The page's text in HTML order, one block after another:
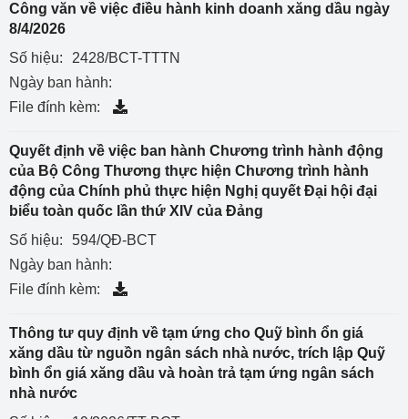
Công văn về việc điều hành kinh doanh xăng dầu ngày
8/4/2026
Số hiệu:
2428/BCT-TTTN
Ngày ban hành:
File đính kèm:
Quyết định về việc ban hành Chương trình hành động
của Bộ Công Thương thực hiện Chương trình hành
động của Chính phủ thực hiện Nghị quyết Đại hội đại
biểu toàn quốc lần thứ XIV của Đảng
Số hiệu:
594/QĐ-BCT
Ngày ban hành:
File đính kèm:
Thông tư quy định về tạm ứng cho Quỹ bình ổn giá
xăng dầu từ nguồn ngân sách nhà nước, trích lập Quỹ
bình ổn giá xăng dầu và hoàn trả tạm ứng ngân sách
nhà nước